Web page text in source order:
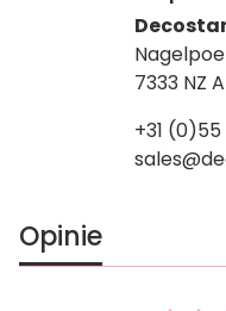
7333 NZ
+31
Opinie